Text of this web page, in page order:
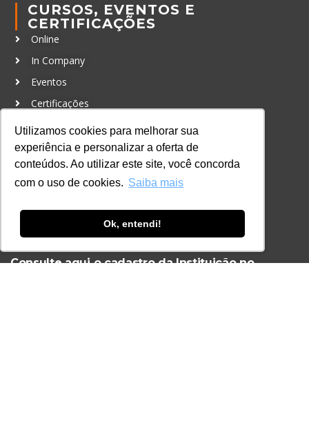
Utilizamos cookies para melhorar sua
experiência e personalizar a oferta de
conteúdos. Ao utilizar este site, você concorda
com o uso de cookies. Saiba mais
Ok, entendi!
CURSOS, EVENTOS E
CERTIFICAÇÕES
Online
In Company
Eventos
Certificações
CONTATO
+55 11 3259-2837
+55 11 98924-8322
Ferramenta Antifraude
Consulte aqui o cadastro da Instituição no